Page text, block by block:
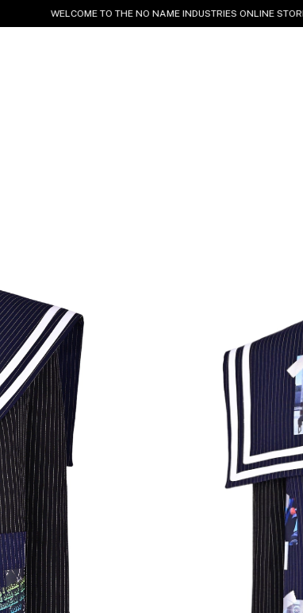
WELCOME TO THE NO NAME INDUSTRIES ONLINE STORE